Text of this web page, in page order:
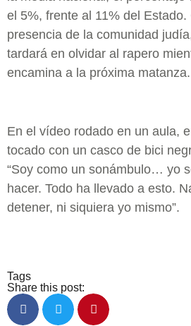
el 5%, frente al 11% del
presencia de la comunidad
tardará en olvidar al rapero
encamina a la próxima matanza.
En el vídeo rodado en un aula,
tocado con un casco de bici
“Soy como un sonámbulo… yo
hacer. Todo ha llevado a esto.
detener, ni siquiera yo mismo”.
Tags
Share this post: